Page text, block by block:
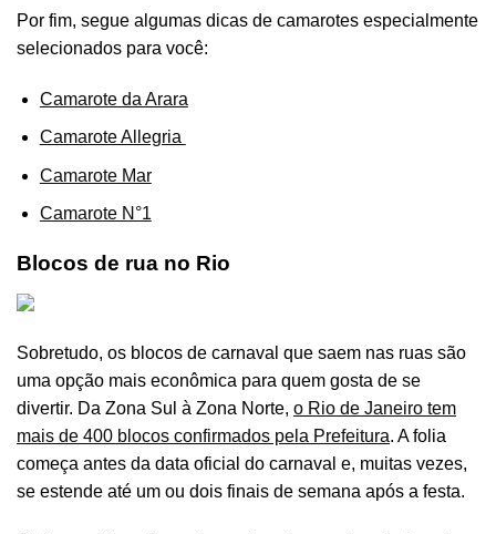
Por fim, segue algumas dicas de camarotes especialmente
selecionados para você:
Camarote da Arara
Camarote Allegria
Camarote Mar
Camarote N°1
Blocos de rua no Rio
Sobretudo, os blocos de carnaval que saem nas ruas são
uma opção mais econômica para quem gosta de se
divertir. Da Zona Sul à Zona Norte, o Rio de Janeiro tem
mais de 400 blocos confirmados pela Prefeitura. A folia
começa antes da data oficial do carnaval e, muitas vezes,
se estende até um ou dois finais de semana após a festa.